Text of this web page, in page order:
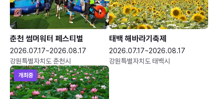
춘천 썸머워터 페스티벌
2026.07.17~2026.08.17
강원특별자치도 춘천시
태백 해바라기축제
2026.07.17~2026.08.17
강원특별자치도 태백시
개최중